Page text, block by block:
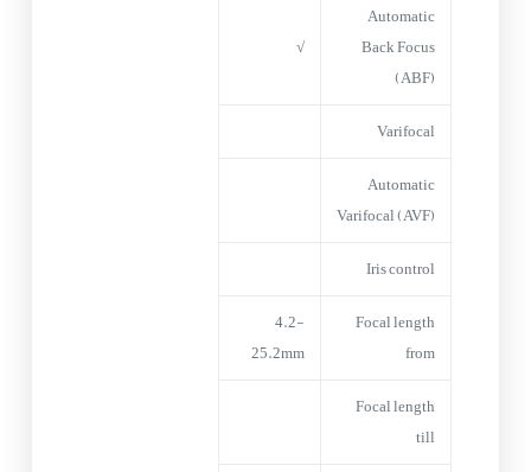
Automatic
Back Focus
(ABF)
√
Varifocal
Automatic
Varifocal (AVF)
Iris control
Focal length
from
4.2-
25.2mm
Focal length
till